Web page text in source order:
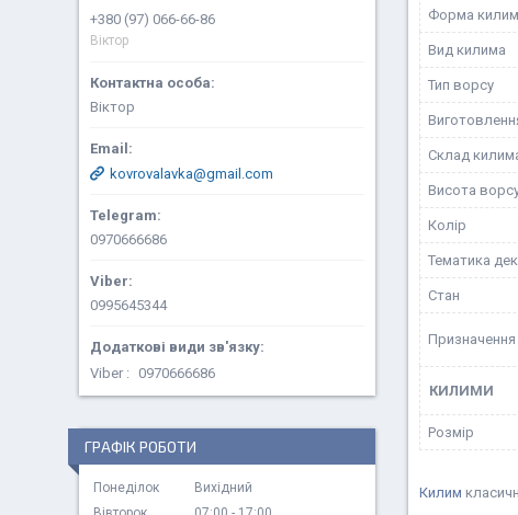
Форма
Вид килима
Тип ворсу
Склад
Висота
Колір
Тематика
Стан
КИЛИМИ
Розмір
Килим
+380 (97) 066-66-86
Віктор
Віктор
kovrovalavka@gmail.com
0970666686
0995645344
Viber 0970666686
ГРАФІК РОБОТИ
Понеділок
Вихідний